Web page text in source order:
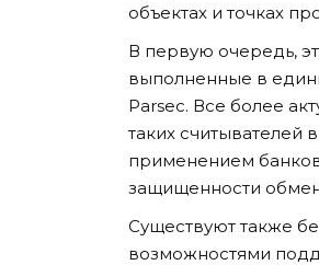
объектах и точках
В первую очередь,
выполненные в
Parsec. Все более
таких считывателей
применением
защищенности
Существуют также
возможностями